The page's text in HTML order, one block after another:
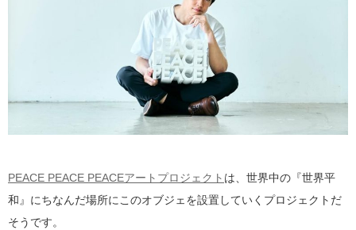
PEACE PEACE PEACEアートプロジェクト は、世界中の『世界平
和』にちなんだ場所にこのオブジェを設置していくプロジェクトだ
そうです。